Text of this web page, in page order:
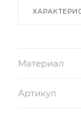
Материал
Артикул